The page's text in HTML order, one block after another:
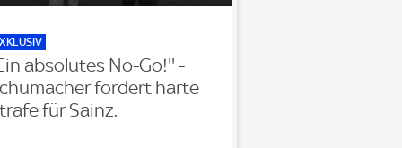
absolutes No-Go!'' -
fordert harte
für Sainz.